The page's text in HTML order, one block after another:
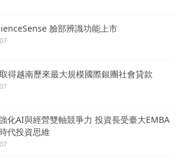
臉部辨識功能上市
得越南歷來最大規模國際銀團社會貸款
化AI與經營雙軸競爭力 投資長受臺大EMBA
代投資思維